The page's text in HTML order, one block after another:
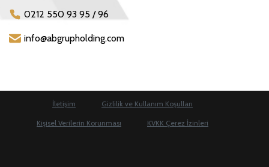
0212 550 93 95 / 96
info@abgrupholding.com
İletişim Gizlilik ve Kullanım Koşulları
Kişisel Verilerin Korunması KVKK Çerez İzinleri